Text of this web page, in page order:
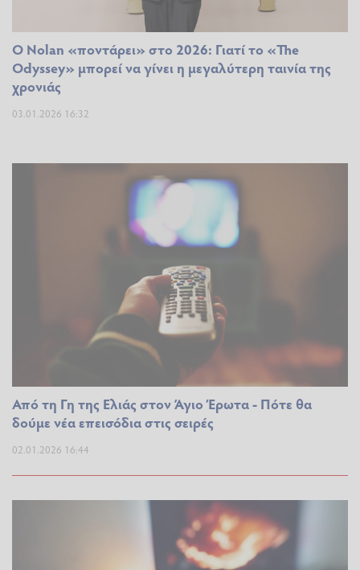
Ο Nolan «ποντάρει» στο 2026: Γιατί το «The
Odyssey» μπορεί να γίνει η μεγαλύτερη ταινία της
χρονιάς
03.01.2026 16:32
Από τη Γη της Ελιάς στον Άγιο Έρωτα - Πότε θα
δούμε νέα επεισόδια στις σειρές
02.01.2026 16:44